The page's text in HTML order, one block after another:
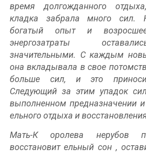
время долгожданного
кладка забрала много сил.
богатый опыт и
энергозатраты
значительными. С каждым
она вкладывала в свое
больше сил, и это
Следующий за этим упадок
выполненном предназначении
ельного отдыха и
Мать-К
оролева нерубов
восстановит ельный сон ,